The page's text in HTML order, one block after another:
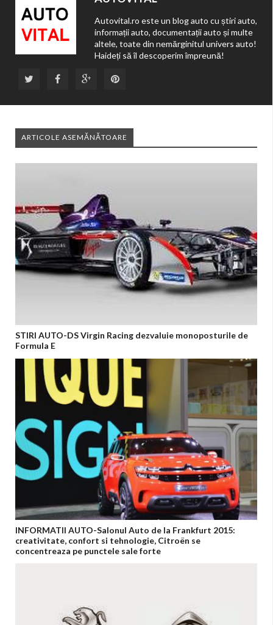
Autovital.ro este un blog auto cu știri auto,
informații auto, documentații auto și multe
altele, toate din nemărginitul univers auto!
Haideți să îl descoperim împreună!
ARTICOLE ASEMĂNĂTOARE
STIRI AUTO-DS Virgin Racing dezvaluie monoposturile de
Formula E
INFORMATII AUTO-Salonul Auto de la Frankfurt 2015:
creativitate, confort si tehnologie, Citroën se
concentreaza pe punctele sale forte